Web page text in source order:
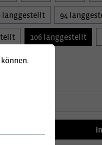
langgestellt 94
106 langgestellt